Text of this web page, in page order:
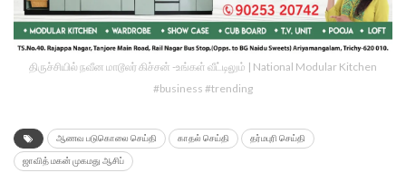
திருச்சியில் நவீன மாடூலர் கிச்சன் -உங்கள் வீட்டிலும் | National Modular Kitchen
#business #trending
ஆணவ படுகொலை செய்தி காதல் செய்தி தர்மபுரி செய்தி
ஜாவித் மகன் முகமது ஆசிப்